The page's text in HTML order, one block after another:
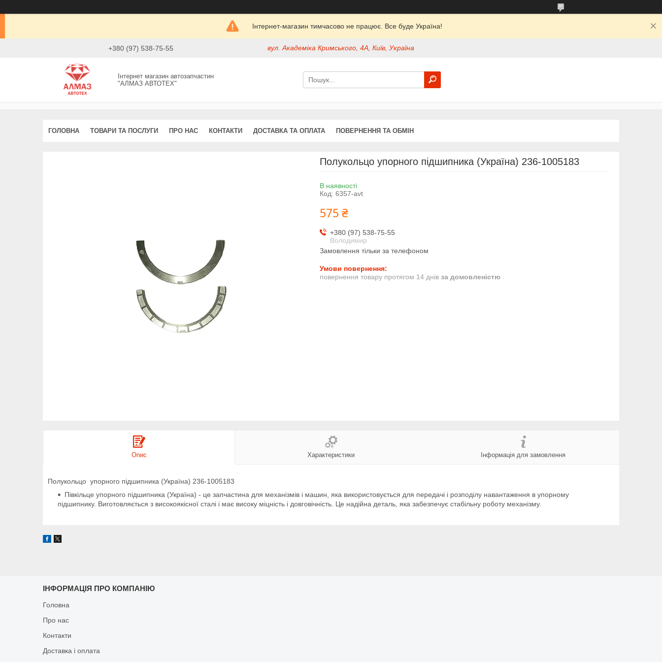
Інтернет-магазин тимчасово не працює. Все буде Україна!
+380 (97) 538-75-55 вул. Академіка Кримського, 4А, Київ, Україна
Інтернет магазин автозапчастин
"АЛМАЗ АВТОТЕХ"
ГОЛОВНА ТОВАРИ ТА ПОСЛУГИ ПРО НАС КОНТАКТИ ДОСТАВКА ТА ОПЛАТА ПОВЕРНЕННЯ ТА ОБМІН
Полукольцо упорного підшипника (Україна) 236-1005183
В наявності
Код: 6357-avt
575 ₴
+380 (97) 538-75-55
Володимир
Замовлення тільки за телефоном
повернення товару протягом 14 днів за домовленістю
Опис Характеристики Інформація для замовлення
Полукольцо упорного підшипника (Україна) 236-1005183
Півкільце упорного підшипника (Україна) - це запчастина для механізмів і машин, яка використовується для передачі і розподілу навантаження в упорному
підшипнику. Виготовляється з високоякісної сталі і має високу міцність і довговічність. Це надійна деталь, яка забезпечує стабільну роботу механізму.
ІНФОРМАЦІЯ ПРО КОМПАНІЮ
Головна
Про нас
Контакти
Доставка і оплата